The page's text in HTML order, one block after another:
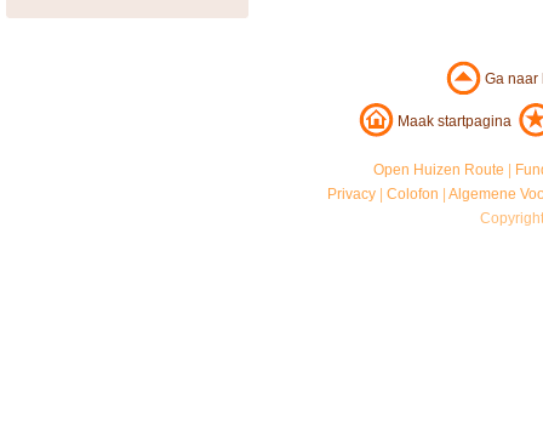
Ga
Maak startpagina
Open Huizen Route
Privacy |Colofon |Algemene